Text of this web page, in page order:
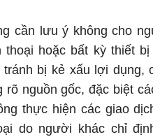
cần lưu ý không cho
thoại hoặc bất kỳ thiết
bị kẻ xấu lợi dụng,
rõ nguồn gốc, đặc biệt
thực hiện các giao
do người khác chỉ